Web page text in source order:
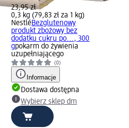
23,95 zł
0,3 kg (79,83 zł za 1 kg)
NestléBezglutenowy
produkt zbożowy bez
dodatku cukru po..., 300
gpokarm do żywienia
uzupełniającego
(0)
Informacje
Dostawa dostępna
Wybierz sklep dm